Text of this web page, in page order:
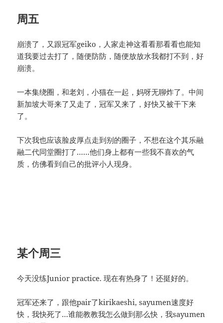
周五
崩溃了，又跟冠军geiko，人家走神这看看那看看也能知
道我要过去打了，随便防防，随便放放水我都打不到，好
崩溃。
一本集绕圈，和老刘，小猫在一起，妈呀无聊炸了。中间
新加坡大哥来了又走了，冠军又来了，好快又被干下来
了。
下次我也应该脸皮厚点走到别的圈子，不想在这个其乐融
融二代同堂圈打了……他们身上都有一些我不喜欢的气
质，仿佛看到自己的批评小人现身。
某个周三
今天没练Junior practice. 现在有热身了！还挺好的。
冠军还来了，跟他pair了kirikaeshi, sayumen速度好
快，我快死了…谁能教教我怎么做到那么快，我sayumen